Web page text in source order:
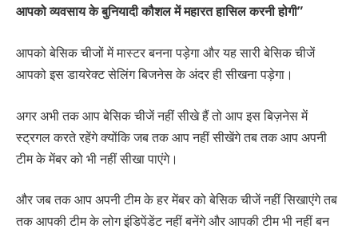
आपको व्यवसाय के बुनियादी कौशल में महारत हासिल करनी होगी”
आपको बेसिक चीजों में मास्टर बनना पड़ेगा और यह सारी बेसिक चीजें
आपको इस डायरेक्ट सेलिंग बिजनेस के अंदर ही सीखना पड़ेगा।
अगर अभी तक आप बेसिक चीजें नहीं सीखे हैं तो आप इस बिज़नेस में
स्ट्रगल करते रहेंगे क्योंकि जब तक आप नहीं सीखेंगे तब तक आप अपनी
टीम के मेंबर को भी नहीं सीखा पाएंगे।
और जब तक आप अपनी टीम के हर मेंबर को बेसिक चीजें नहीं सिखाएंगे तब
तक आपकी टीम के लोग इंडिपेंडेंट नहीं बनेंगे और आपकी टीम भी नहीं बन